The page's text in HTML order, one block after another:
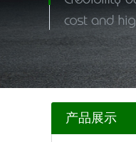
产品展示